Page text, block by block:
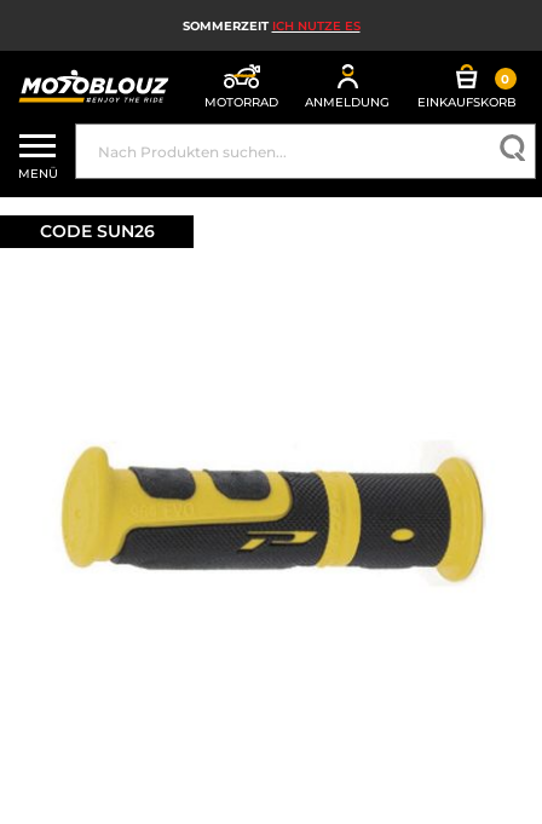
SOMMERZEIT ICH NUTZE ES
MOTORRAD ANMELDUNG
0
EINKAUFSKORB
MOTORRADHELM
MOTORRADAUSRÜSTUNG FÜR HERREN
MOTORRADAUSRÜSTUNG FÜR DAMEN
MOTORRADZUBEHÖR
MOTORRADGEPÄCK
MENÜ
CODE SUN26